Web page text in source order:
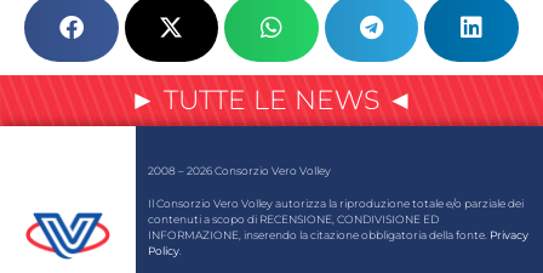
► TUTTE LE NEWS ◄
2008 – 2026 Consorzio Vero Volley
Il Consorzio Vero Volley autorizza la riproduzione totale e/o parziale dei
contenuti a scopo di RECENSIONE, CONDIVISIONE ED
INFORMAZIONE, inserendo la citazione obbligatoria della fonte. Privacy
Policy